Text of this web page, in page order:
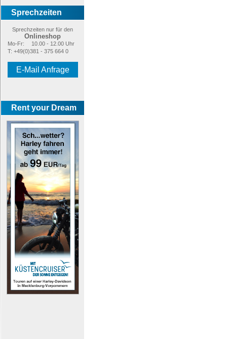
Sprechzeiten
Sprechzeiten nur für den
Onlineshop
Mo-Fr:
10.00 - 12.00 Uhr
T: +49(0)381 - 375 664 0
E-Mail Anfrage
Rent your Dream